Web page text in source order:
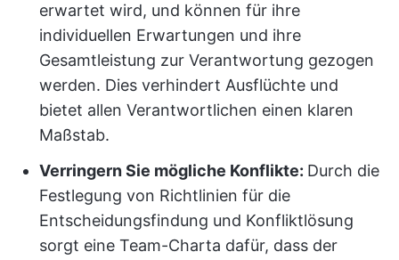
erwartet wird, und können für ihre
individuellen Erwartungen und ihre
Gesamtleistung zur Verantwortung gezogen
werden. Dies verhindert Ausflüchte und
bietet allen Verantwortlichen einen klaren
Maßstab.
Verringern Sie mögliche Konflikte: Durch die
Festlegung von Richtlinien für die
Entscheidungsfindung und Konfliktlösung
sorgt eine Team-Charta dafür, dass der